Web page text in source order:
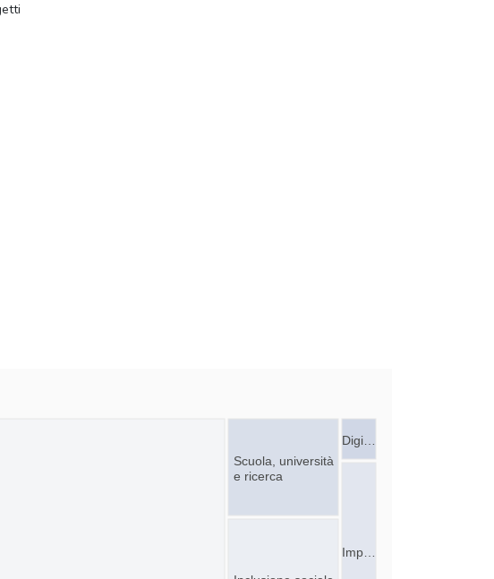
Digi…
Scuola, università
e ricerca
Imp…